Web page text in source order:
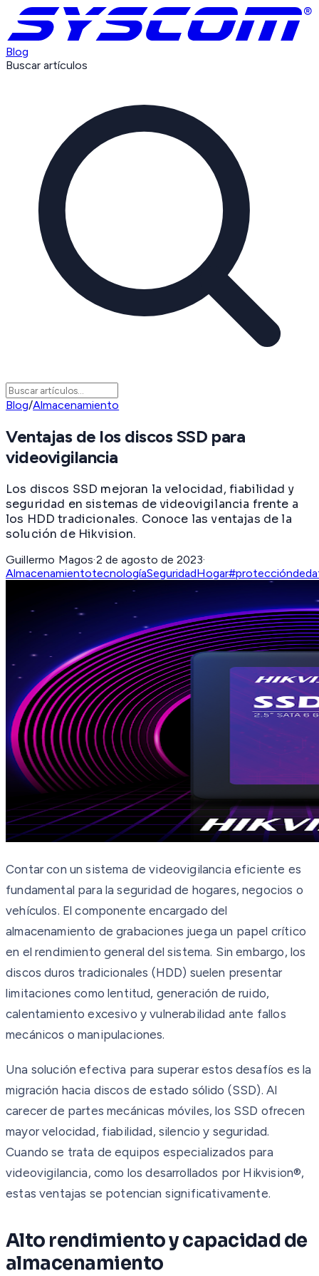
Blog
Buscar artículos
Blog/Almacenamiento
Ventajas de los discos SSD para
videovigilancia
Los discos SSD mejoran la velocidad, fiabilidad y
seguridad en sistemas de videovigilancia frente a
los HDD tradicionales. Conoce las ventajas de la
solución de Hikvision.
Guillermo Magos·2 de agosto de 2023·
AlmacenamientotecnologíaSeguridadHogar
Contar con un sistema de videovigilancia eficiente es
fundamental para la seguridad de hogares, negocios o
vehículos. El componente encargado del
almacenamiento de grabaciones juega un papel crítico
en el rendimiento general del sistema. Sin embargo, los
discos duros tradicionales (HDD) suelen presentar
limitaciones como lentitud, generación de ruido,
calentamiento excesivo y vulnerabilidad ante fallos
mecánicos o manipulaciones.
Una solución efectiva para superar estos desafíos es la
migración hacia discos de estado sólido (SSD). Al
carecer de partes mecánicas móviles, los SSD ofrecen
mayor velocidad, fiabilidad, silencio y seguridad.
Cuando se trata de equipos especializados para
videovigilancia, como los desarrollados por Hikvision®,
estas ventajas se potencian significativamente.
Alto rendimiento y capacidad de
almacenamiento